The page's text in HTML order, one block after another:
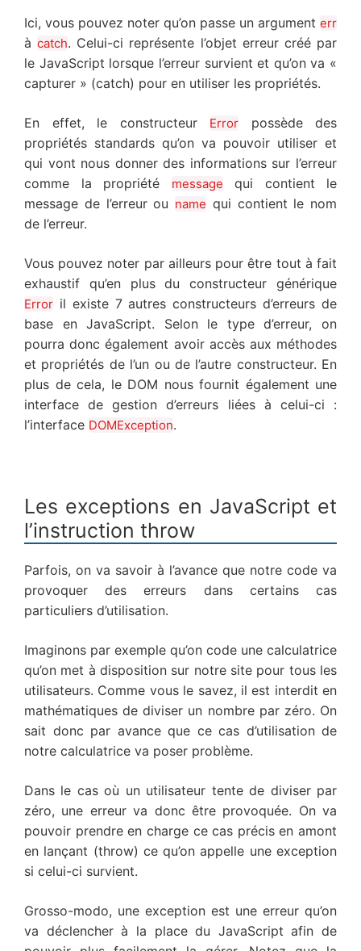
Ici, vous pouvez noter qu’on passe un argument err
àcatch. Celui-ci représente l’objet erreur créé par
le JavaScript lorsque l’erreur survient et qu’on va «
capturer » (catch) pour en utiliser les propriétés.
En effet, le constructeur Error possède des
propriétés standards qu’on va pouvoir utiliser et
qui vont nous donner des informations sur l’erreur
comme la propriété
message qui contient le
message de l’erreur ou name qui contient le nom
de l’erreur.
Vous pouvez noter par ailleurs pour être tout à fait
exhaustif qu’en plus du constructeur générique
Error il existe 7 autres constructeurs d’erreurs de
base en JavaScript. Selon le type d’erreur, on
pourra donc également avoir accès aux méthodes
et propriétés de l’un ou de l’autre constructeur. En
plus de cela, le DOM nous fournit également une
interface de gestion d’erreurs liées à celui-ci :
l’interface DOMException.
Les exceptions en JavaScript et
l’instruction throw
Parfois, on va savoir à l’avance que notre code va
provoquer des erreurs dans certains cas
particuliers d’utilisation.
Imaginons par exemple qu’on code une calculatrice
qu’on met à disposition sur notre site pour tous les
utilisateurs. Comme vous le savez, il est interdit en
mathématiques de diviser un nombre par zéro. On
sait donc par avance que ce cas d’utilisation de
notre calculatrice va poser problème.
Dans le cas où un utilisateur tente de diviser par
zéro, une erreur va donc être provoquée. On va
pouvoir prendre en charge ce cas précis en amont
en lançant (throw) ce qu’on appelle une exception
si celui-ci survient.
Grosso-modo, une exception est une erreur qu’on
va déclencher à la place du JavaScript afin de